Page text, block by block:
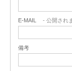
E-MAIL - 公開され
備考